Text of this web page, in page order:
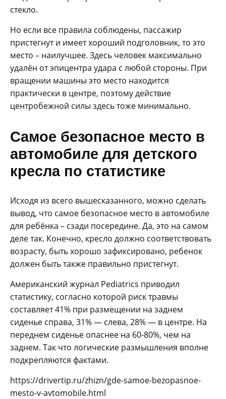
стекло.
Но если все правила соблюдены, пассажир
пристегнут и имеет хороший подголовник, то это
место – наилучшее. Здесь человек максимально
удалён от эпицентра удара с любой стороны. При
вращении машины это место находится
практически в центре, поэтому действие
центробежной силы здесь тоже минимально.
Самое безопасное место в
автомобиле для детского
кресла по статистике
Исходя из всего вышесказанного, можно сделать
вывод, что самое безопасное место в автомобиле
для ребёнка – сзади посередине. Да, это на самом
деле так. Конечно, кресло должно соответствовать
возрасту, быть хорошо зафиксировано, ребенок
должен быть также правильно пристегнут.
Американский журнал Pediatrics приводил
статистику, согласно которой риск травмы
составляет 41% при размещении на заднем
сиденье справа, 31% — слева, 28% — в центре. На
переднем сиденье опаснее на 60-80%, чем на
заднем. Так что логические размышления вполне
подкрепляются фактами.
https://drivertip.ru/zhizn/gde-samoe-bezopasnoe-
mesto-v-avtomobile.html